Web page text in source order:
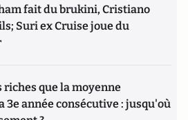
fait du brukini, Cristiano
Suri ex Cruise joue du
riches que la moyenne
3e année consécutive : jusqu'où